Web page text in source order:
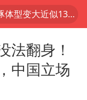
台风白海豚体型变大近似13个浙江面积
泰交通部副部长回应中国人遭歧视手势
法翻身！
中国立场